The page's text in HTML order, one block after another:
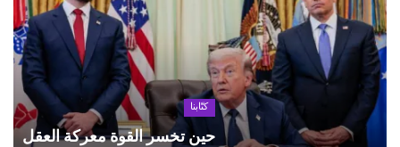
كتّابنا
حين تخسر القوة معركة العقل